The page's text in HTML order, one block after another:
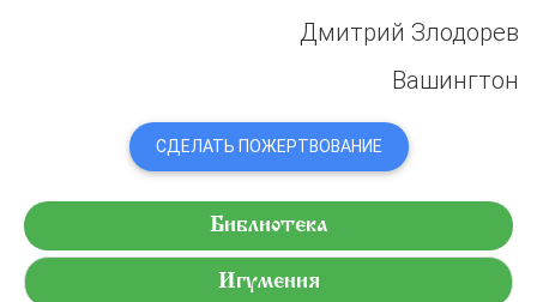
Дмитрий Злодорев
Вашингтон
СДЕЛАТЬ ПОЖЕРТВОВАНИЕ
Библиотека
Игумения